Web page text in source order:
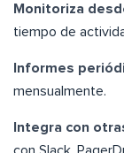
Monitoriza
tiempo de
Informes
mensualmente.
Integra con
con Slack,